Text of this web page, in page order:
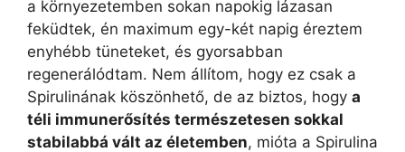
a környezetemben sokan napokig lázasan
feküdtek, én maximum egy-két napig éreztem
enyhébb tüneteket, és gyorsabban
regenerálódtam. Nem állítom, hogy ez csak a
Spirulinának köszönhető, de az biztos, hogy a
téli immunerősítés természetesen sokkal
stabilabbá vált az életemben, mióta a Spirulina